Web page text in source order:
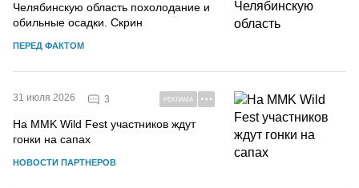
Челябинскую область похолодание и
обильные осадки. Скрин
ПЕРЕД ФАКТОМ
31 июля 2026 3 РЕКЛАМА
На MMK Wild Fest участников ждут
гонки на сапах
НОВОСТИ ПАРТНЕРОВ